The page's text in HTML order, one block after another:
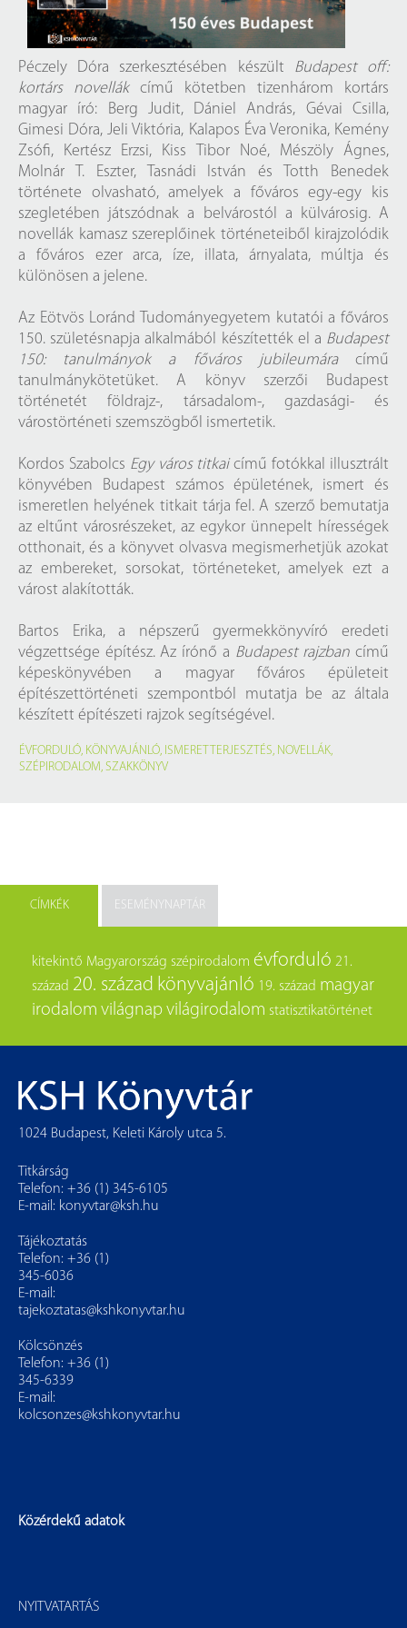
Péczely Dóra szerkesztésében készült Budapest ​off:
kortárs novellákcímű kötetben tizenhárom kortárs
magyar író: Berg Judit, Dániel András, Gévai Csilla,
Gimesi Dóra, Jeli Viktória, Kalapos Éva Veronika, Kemény
Zsófi, Kertész Erzsi, Kiss Tibor Noé, Mészöly Ágnes,
Molnár T. Eszter, Tasnádi István és Totth Benedek
története olvasható, amelyek a főváros egy-egy kis
szegletében játszódnak a belvárostól a külvárosig. A
novellák kamasz szereplőinek történeteiből kirajzolódik
a főváros ezer arca, íze, illata, árnyalata, múltja és
különösen a jelene.
Az Eötvös Loránd Tudományegyetem kutatói a főváros
150. születésnapja alkalmából készítették el a Budapest
150: tanulmányok a főváros jubileumáracímű
tanulmánykötetüket. A könyv szerzői Budapest
történetét földrajz-, társadalom-, gazdasági- és
várostörténeti szemszögből ismertetik.
Kordos Szabolcs Egy ​város titkaicímű fotókkal illusztrált
könyvében Budapest számos épületének, ismert és
ismeretlen helyének titkait tárja fel. A szerző bemutatja
az eltűnt városrészeket, az egykor ünnepelt hírességek
otthonait, és a könyvet olvasva megismerhetjük azokat
az embereket, sorsokat, történeteket, amelyek ezt a
várost alakították.
Bartos Erika, a népszerű gyermekkönyvíró eredeti
végzettsége építész. Az írónő a Budapest ​rajzban című
képeskönyvében a magyar főváros épületeit
építészettörténeti szempontból mutatja be az általa
készített építészeti rajzok segítségével.
ÉVFORDULÓ, KÖNYVAJÁNLÓ, ISMERETTERJESZTÉS, NOVELLÁK,
SZÉPIRODALOM, SZAKKÖNYV
CÍMKÉK ESEMÉNYNAPTÁR
kitekintő Magyarország szépirodalom évforduló 21.
század 20. század könyvajánló 19. század magyar
irodalom világnap világirodalom statisztikatörténet
1024 Budapest, Keleti Károly utca 5.
Titkárság
Telefon: +36 (1) 345-6105
E-mail: konyvtar@ksh.hu
Tájékoztatás
Telefon: +36 (1)
345-6036
E-mail:
tajekoztatas@kshkonyvtar.hu
Kölcsönzés
Telefon: +36 (1)
345-6339
E-mail:
kolcsonzes@kshkonyvtar.hu
Közérdekű adatok
NYITVATARTÁS